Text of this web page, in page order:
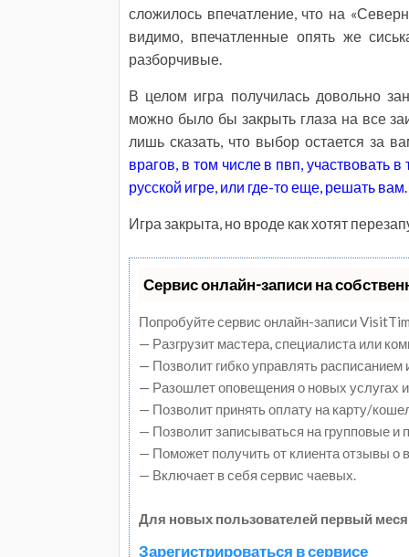
сложилось впечатление, что на
видимо, впечатленные опять же
разборчивые.
В целом игра получилась довольно
можно было бы закрыть глаза на все
лишь сказать, что выбор остается за
врагов, в том числе в пвп, участвовать
русской игре, или где-то еще, решать вам.
Игра закрыта, но вроде как хотят
Сервис онлайн-записи на
Попробуйте сервис онлайн-записи
— Разгрузит мастера, специалиста или
— Позволит гибко управлять расписанием
— Разошлет оповещения о новых услугах
— Позволит принять оплату на карту/
— Позволит записываться на групповые
— Поможет получить от клиента отзывы о
— Включает в себя сервис чаевых.
Для новых пользователей первый
Зарегистрироваться в сервисе